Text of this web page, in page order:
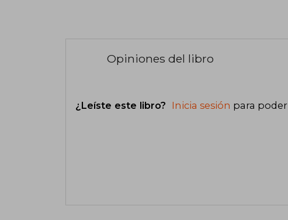
Opiniones del libro
¿Leíste este libro? Inicia sesión para